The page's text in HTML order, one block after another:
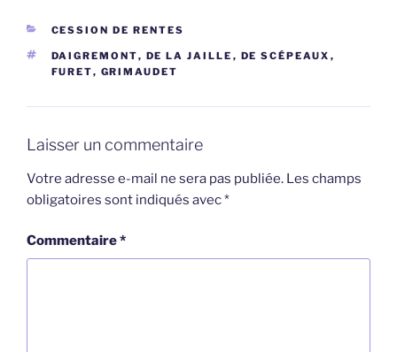
CATÉGORIES
CESSION DE RENTES
ÉTIQUETTES
DAIGREMONT, DE LA JAILLE , DE SCÉPEAUX ,
FURET, GRIMAUDET
Laisser un commentaire
Votre adresse e-mail ne sera pas publiée. Les champs
obligatoires sont indiqués avec*
Commentaire*